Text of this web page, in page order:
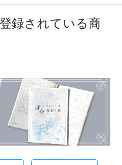
録されている商